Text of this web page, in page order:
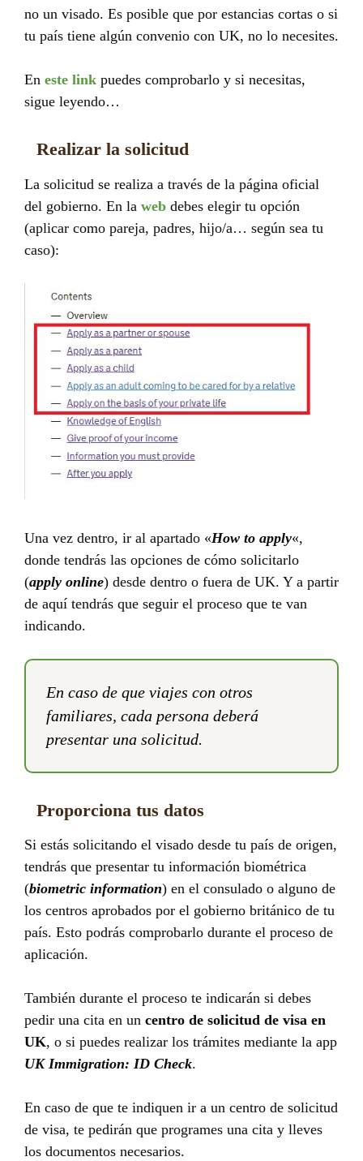
no un visado. Es posible que por estancias cortas o si
tu país tiene algún convenio con UK, no lo necesites.
En este link puedes comprobarlo y si necesitas,
sigue leyendo…
Realizar la solicitud
La solicitud se realiza a través de la página oficial
del gobierno. En la web debes elegir tu opción
(aplicar como pareja, padres, hijo/a… según sea tu
caso):
Una vez dentro, ir al apartado «How to apply«,
donde tendrás las opciones de cómo solicitarlo
(apply online) desde dentro o fuera de UK. Y a partir
de aquí tendrás que seguir el proceso que te van
indicando.
En caso de que viajes con otros
familiares, cada persona deberá
presentar una solicitud.
Proporciona tus datos
Si estás solicitando el visado desde tu país de origen,
tendrás que presentar tu información biométrica
(biometric information) en el consulado o alguno de
los centros aprobados por el gobierno británico de tu
país. Esto podrás comprobarlo durante el proceso de
aplicación.
También durante el proceso te indicarán si debes
pedir una cita en un centro de solicitud de visa en
UK, o si puedes realizar los trámites mediante la app
UK Immigration: ID Check.
En caso de que te indiquen ir a un centro de solicitud
de visa, te pedirán que programes una cita y lleves
los documentos necesarios.